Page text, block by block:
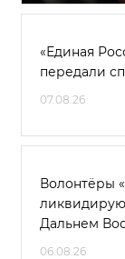
«Единая
передали
07.08.26
Волонтёры
Дальнем
06.08.26